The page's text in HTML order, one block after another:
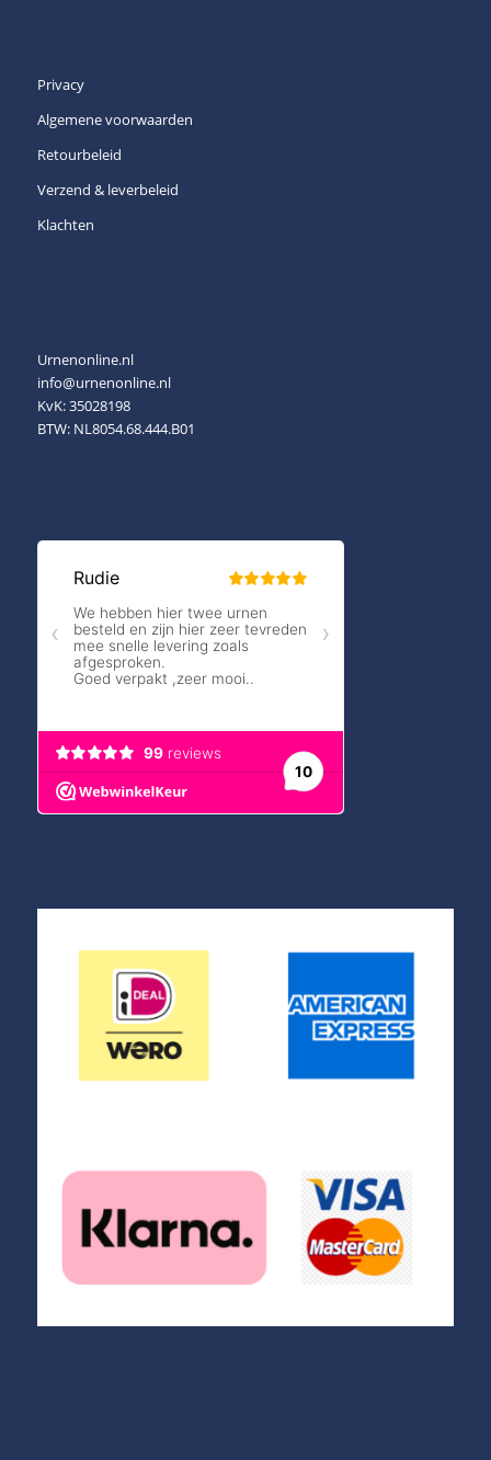
Privacy
Algemene voorwaarden
Retourbeleid
Verzend & leverbeleid
Klachten
Urnenonline.nl
info@urnenonline.nl
KvK: 35028198
BTW: NL8054.68.444.B01